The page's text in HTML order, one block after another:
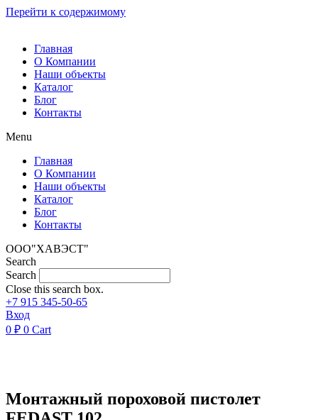
Перейти к содержимому
Главная
О Компании
Наши объекты
Каталог
Блог
Контакты
Menu
Главная
О Компании
Наши объекты
Каталог
Блог
Контакты
ООО"ХАВЭСТ"
Search
Search
Close this search box.
+7 915 345-50-65
Вход
0 ₽ 0 Cart
Монтажный пороховой пистолет